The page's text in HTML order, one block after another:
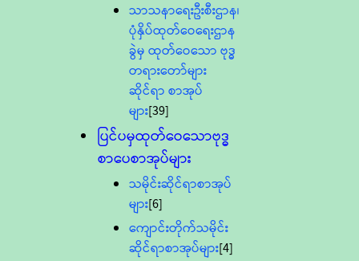
သာသနာရေးဦးစီးဌာန၊
ပုံနှိပ်ထုတ်ဝေရေးဌာန
ခွဲမှ ထုတ်ဝေသော ဗုဒ္ဓ
တရားတော်များ
ဆိုင်ရာ စာအုပ်
များ[39]
ပြင်ပမှထုတ်ဝေသောဗုဒ္ဓ
စာပေစာအုပ်များ
သမိုင်းဆိုင်ရာစာအုပ်
များ[6]
ကျောင်းတိုက်သမိုင်း
ဆိုင်ရာစာအုပ်များ[4]